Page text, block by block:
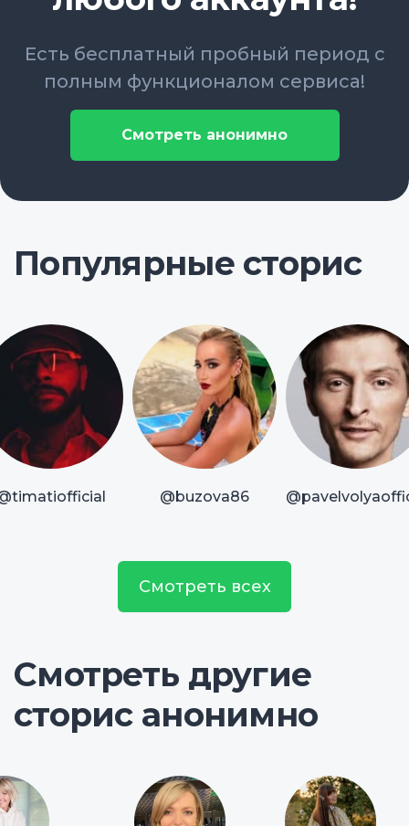
Есть бесплатный пробный период с
полным функционалом сервиса!
Смотреть анонимно
Популярные сторис
@buzova86
Смотреть всех
Смотреть другие
сторис анонимно